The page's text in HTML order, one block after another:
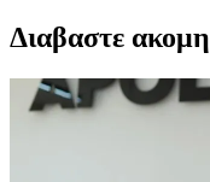
Διαβαστε ακομη